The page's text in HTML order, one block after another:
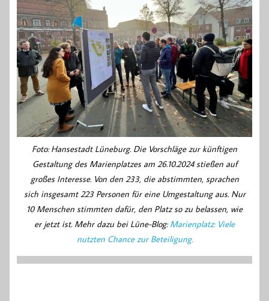
Foto: Hansestadt Lüneburg. Die Vorschläge zur künftigen
Gestaltung des Marienplatzes am 26.10.2024 stießen auf
großes Interesse. Von den 233, die abstimmten, sprachen
sich insgesamt 223 Personen für eine Umgestaltung aus. Nur
10 Menschen stimmten dafür, den Platz so zu belassen, wie
er jetzt ist. Mehr dazu bei Lüne-Blog:Marienplatz: Viele
nutzten Chance zur Beteiligung.